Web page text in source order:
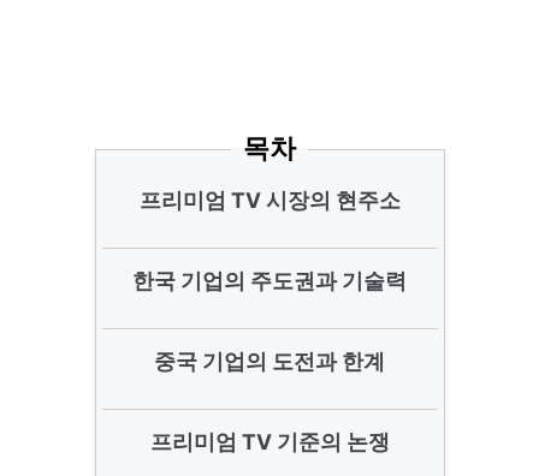
목차
프리미엄 TV 시장의 현주소
한국 기업의 주도권과 기술력
중국 기업의 도전과 한계
프리미엄 TV 기준의 논쟁